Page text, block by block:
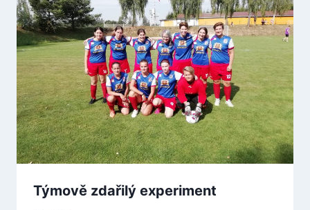
Týmově zdařilý experiment